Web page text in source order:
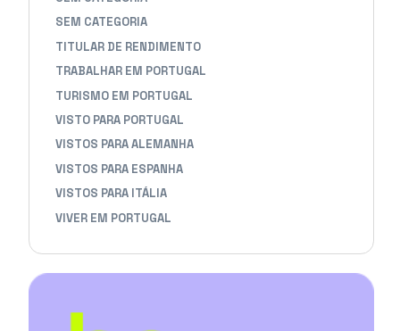
SEM CATEGORIA
TITULAR DE RENDIMENTO
TRABALHAR EM PORTUGAL
TURISMO EM PORTUGAL
VISTO PARA PORTUGAL
VISTOS PARA ALEMANHA
VISTOS PARA ESPANHA
VISTOS PARA ITÁLIA
VIVER EM PORTUGAL